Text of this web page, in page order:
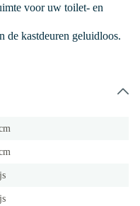
voor uw toilet- en
de kastdeuren geluidloos.